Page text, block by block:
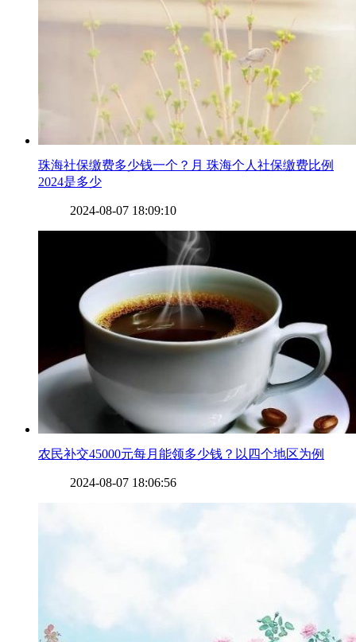
​珠海社保缴费多少钱一个？月 珠海个人社保缴费比例
2024是多少
2024-08-07 18:09:10
​农民补交45000元每月能领多少钱？以四个地区为例
2024-08-07 18:06:56